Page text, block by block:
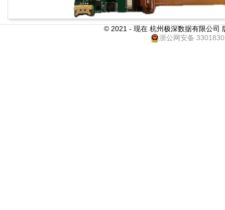
© 2021 - 现在 杭州极深数据有限公司
浙公网安备